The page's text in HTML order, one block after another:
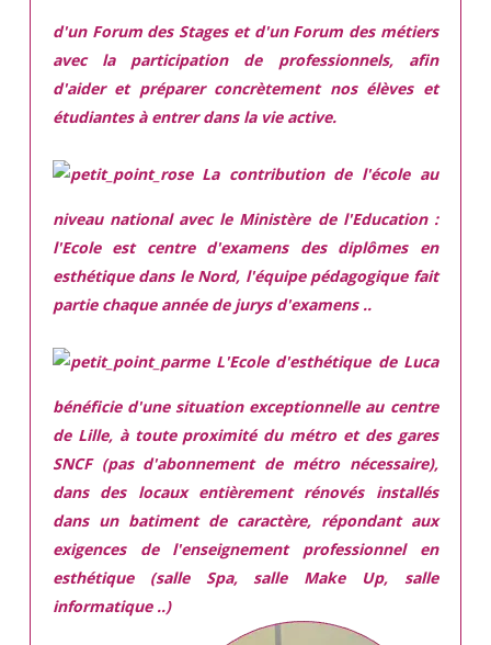
d'un Forum des Stages et d'un Forum des métiers
avec la participation de professionnels, afin
d'aider et préparer concrètement nos élèves et
étudiantes à entrer dans la vie active.
La contribution de l'école au
niveau national avec le Ministère de l'Education :
l'Ecole est centre d'examens des diplômes en
esthétique dans le Nord, l'équipe pédagogique fait
partie chaque année de jurys d'examens ..
L'Ecole d'esthétique de Luca
bénéficie d'une situation exceptionnelleau centre
de Lille, à toute proximité du métro et des gares
SNCF (pas d'abonnement de métro nécessaire),
dans des locaux entièrement rénovés installés
dans un batiment de caractère, répondant aux
exigencesde l'enseignement professionnel en
esthétique (salle Spa, salle Make Up, salle
informatique ..)